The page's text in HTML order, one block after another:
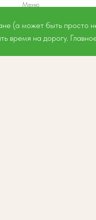
Меню
Цены
Английский клуб
Консультации и
(а может быть просто
время на дорогу.